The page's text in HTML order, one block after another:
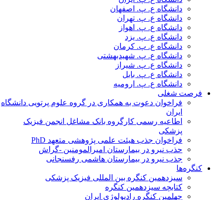
دانشگاه ع. پ. اصفهان
دانشگاه ع. پ. تهران
دانشگاه ع. پ. اهواز
دانشگاه ع. پ. یزد
دانشگاه ع. پ. کرمان
دانشگاه ع. پ. شهید‌بهشتی
دانشگاه ع. پ. شیراز
دانشگاه ع. پ. بابل
دانشگاه ع. پ. ارومیه
فرصت شغلی
فراخوان دعوت به همکاری در گروه علوم پرتویی دانشگاه
ایران
اطاعیه رسمی کارگروه بانک مشاغل انجمن فیزیک
پزشکی
فراخوان جذب هیئت علمی پژوهشی متعهد PhD
حذب نیرو در بیمارستان امیرالمومنین -گراش
جذب نیرو در بیمارستان هاشمی رفسنجانی
کنگره‌ها
سیزدهمین کنگره بین المللی فیزیک پزشکی
کتابچه سیزدهمین کنگره
چهلمین کنگره رادیولوژی ایران